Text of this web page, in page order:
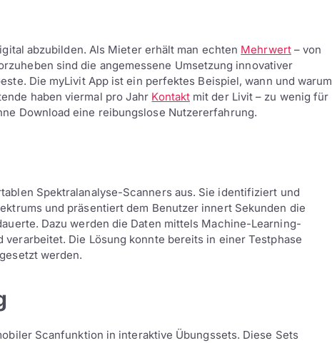
abzubilden. Als Mieter erhält man echten Mehrwert– von
sind die angemessene Umsetzung innovativer
Die myLivit App ist ein perfektes Beispiel, wann und warum
haben viermal pro Jahr Kontakt mit der Livit – zu wenig für
Download eine reibungslose Nutzererfahrung.
Spektralanalyse-Scanners aus. Sie identifiziert und
und präsentiert dem Benutzer innert Sekunden die
Dazu werden die Daten mittels Machine-Learning-
Die Lösung konnte bereits in einer Testphase
werden.
Scanfunktion in interaktive Übungssets. Diese Sets